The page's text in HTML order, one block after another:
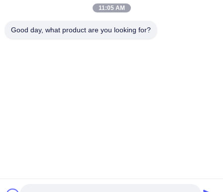
11:05 AM
Good day, what product are you looking for?